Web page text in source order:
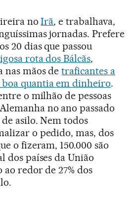
noIrã, e trabalhava,
jornadas. Prefere
20 dias que passou
rota dos Bálcãs,
nas mãos detraficantes a
quantia em dinheiro.
o milhão de pessoas
no ano passado
asilo. Nem todos
o pedido, mas, dos
o fizeram, 150.000 são
dos países da União
ao redor de 27% dos